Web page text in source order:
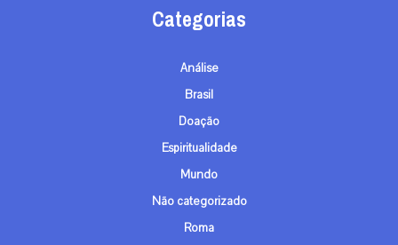
Categorias
Análise
Brasil
Doação
Espiritualidade
Mundo
Não categorizado
Roma